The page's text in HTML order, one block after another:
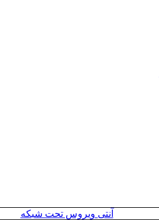
آنتی ویروس تحت شبکه